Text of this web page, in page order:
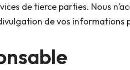
de tierce parties. Nous
de vos informations